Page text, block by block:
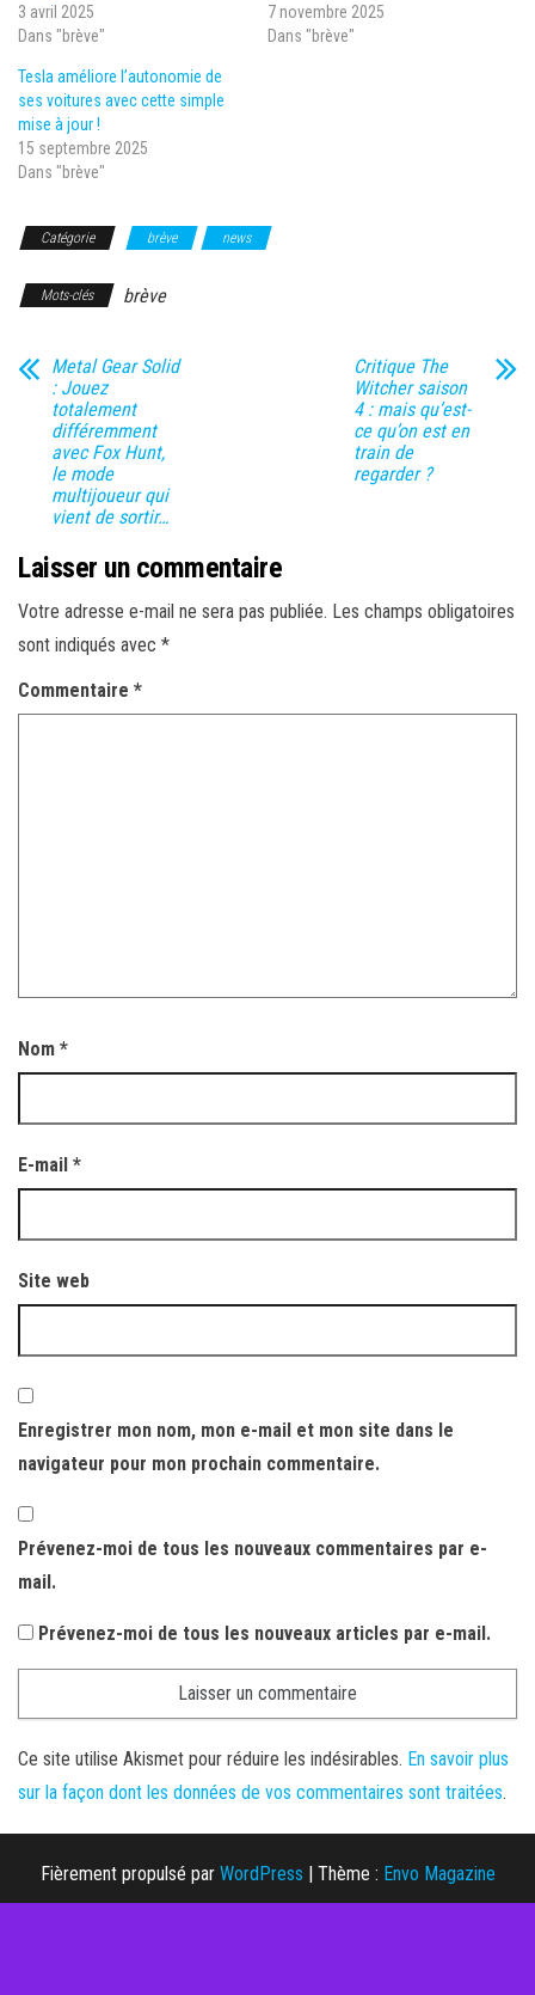
3 avril 2025
Dans "brève"
7 novembre 2025
Dans "brève"
Tesla améliore l’autonomie de
ses voitures avec cette simple
mise à jour !
15 septembre 2025
Dans "brève"
Catégorie brève news
Mots-clés brève
Metal Gear Solid
: Jouez
totalement
différemment
avec Fox Hunt,
le mode
multijoueur qui
vient de sortir…
Critique The
Witcher saison
4 : mais qu’est-
ce qu’on est en
train de
regarder ?
Laisser un commentaire
Votre adresse e-mail ne sera pas publiée. Les champs obligatoires
sont indiqués avec *
Commentaire *
Nom *
E-mail *
Site web
Enregistrer mon nom, mon e-mail et mon site dans le
navigateur pour mon prochain commentaire.
Prévenez-moi de tous les nouveaux commentaires par e-
mail.
Prévenez-moi de tous les nouveaux articles par e-mail.
Ce site utilise Akismet pour réduire les indésirables. En savoir plus
sur la façon dont les données de vos commentaires sont traitées.
Fièrement propulsé par WordPress | Thème : Envo Magazine